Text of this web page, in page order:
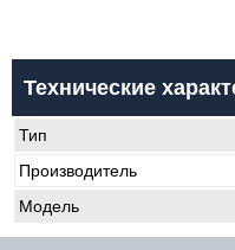
Технические
Тип
Производитель
Модель